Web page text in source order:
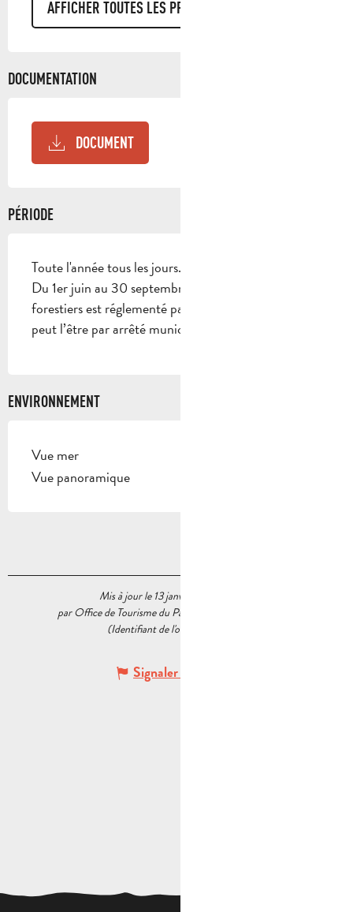
AFFICHER TOUTES LES PRESTATIONS
DOCUMENTATION
DOCUMENT
PÉRIODE
Toute l'année tous les jours.
Du 1er juin au 30 septembre, l’accès aux massifs
forestiers est réglementé par arrêté préfectoral et
peut l’être par arrêté municipal.
ENVIRONNEMENT
Vue mer
Vue panoramique
Mis à jour le 13 janvier 2026 à 16:33
par Office de Tourisme du Pays d’Aubagne et de l’Étoile
(Identifiant de l'offre :
Signaler une erreur